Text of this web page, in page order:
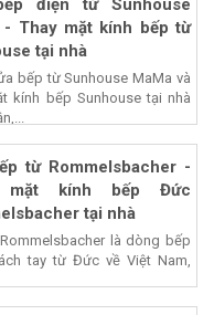
điện từ Sunhouse
- Thay mặt kính bếp từ
tại nhà
bếp từ Sunhouse MaMa và
kính bếp Sunhouse tại nhà
từ Rommelsbacher -
mặt kính bếp Đức
tại nhà
là dòng bếp
tay từ Đức về Việt Nam,